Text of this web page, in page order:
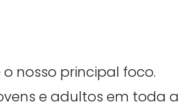
nosso principal foco.
e adultos em toda a